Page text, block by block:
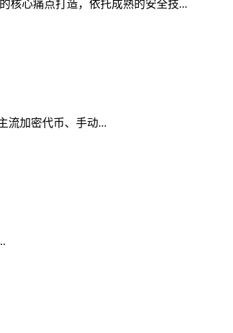
核心痛点打造，依托成熟的安全技...
流加密代币、手动...